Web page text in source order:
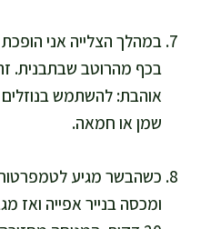
במהלך הצלייה אני
בכף מהרוטב שבתבנית.
אוהבת: להשתמש בנוזלים
שמן או חמאה.
כשהבשר מגיע